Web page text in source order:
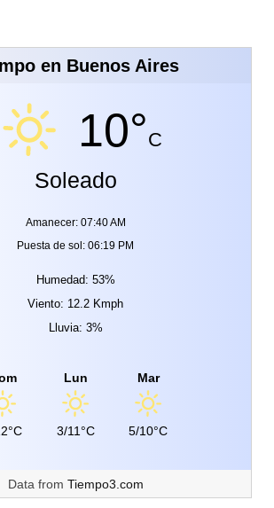
en Buenos Aires
10°C
Soleado
Amanecer: 07:40 AM
Puesta de sol: 06:19 PM
Humedad: 53%
Viento: 12.2 Kmph
Lluvia: 3%
Lun
3/11°C
Mar
5/10°C
Data from Tiempo3.com